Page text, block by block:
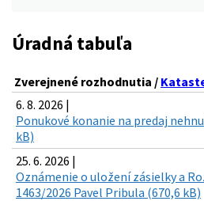
Úradná tabuľa
Zverejnené rozhodnutia /
6. 8. 2026 |
Ponukové konanie na predaj
kB)
25. 6. 2026 |
Oznámenie o uložení zásielky a
1463/2026 Pavel Pribula (670,6 kB)